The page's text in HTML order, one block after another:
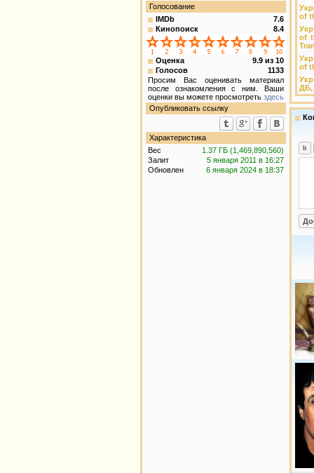
Голосование
IMDb
7.6
Кинопоиск
8.4
Оценка 9.9 из 10
Голосов
1133
Просим Вас оценивать материал
после ознакомления с ним. Ваши
оценки вы можете просмотреть здесь
Опубликовать ссылку
Характеристика
Вес
1.37 ГБ (1,469,890,560)
Залит
5 января 2011 в 16:27
Обновлен
6 января 2024 в 18:37
of
of
of
ДБ,